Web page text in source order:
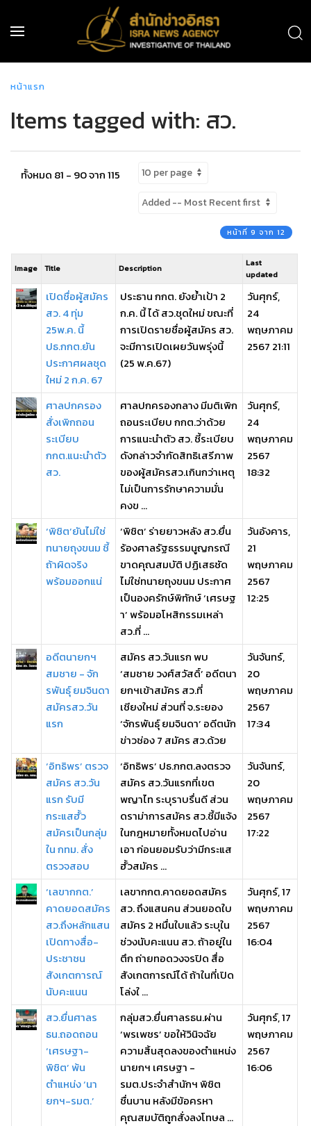
หน้าแรก
Items tagged with: สว.
ทั้งหมด 81 - 90 จาก 115
หน้าที่ 9 จาก 12
Image Title Description
Last
updated
เปิดชื่อผู้สมัคร
สว. 4 ทุ่ม
25พ.ค. นี้
ปธ.กกต.ยัน
ประกาศผลชุด
ใหม่ 2 ก.ค. 67
ประธาน กกต. ยังย้ำเป้า 2
ก.ค. นี้ ได้ สว.ชุดใหม่ ขณะที่
การเปิดรายชื่อผู้สมัคร สว.
จะมีการเปิดเผยวันพรุ่งนี้
(25 พ.ค.67)
วันศุกร์,
24
พฤษภาคม
2567 21:11
ศาลปกครอง
สั่งเพิกถอน
ระเบียบ
กกต.แนะนำตัว
สว.
ศาลปกครองกลาง มีมติเพิก
ถอนระเบียบ กกต.ว่าด้วย
การแนะนำตัว สว. ชี้ระเบียบ
ดังกล่าวจำกัดสิทธิเสรีภาพ
ของผู้สมัครสว.เกินกว่าเหตุ
ไม่เป็นการรักษาความมั่น
คงข ...
วันศุกร์,
24
พฤษภาคม
2567
18:32
‘พิชิต’ยันไม่ใช่
ทนายถุงขนม ชี้
ถ้าผิดจริง
พร้อมออกแน่
‘พิชิต’ ร่ายยาวหลัง สว.ยื่น
ร้องศาลรัฐธรรมนูญกรณี
ขาดคุณสมบัติ ปฏิเสธชัด
ไม่ใช่ทนายถุงขนม ประกาศ
เป็นองครักษ์พิทักษ์ ‘เศรษฐ
า’ พร้อมอโหสิกรรมเหล่า
สว.ที่ ...
วันอังคาร,
21
พฤษภาคม
2567
12:25
อดีตนายกฯ
สมชาย - จัก
รพันธ์ุ ยมจินดา
สมัครสว.วัน
แรก
สมัคร สว.วันแรก พบ
‘สมชาย วงศ์สวัสดิ์’ อดีตนา
ยกฯเข้าสมัคร สว.ที่
เชียงใหม่ ส่วนที่ จ.ระยอง
‘จักรพันธุ์ ยมจินดา’ อดีตนัก
ข่าวช่อง 7 สมัคร สว.ด้วย
วันจันทร์,
20
พฤษภาคม
2567
17:34
‘อิทธิพร’ ตรวจ
สมัคร สว.วัน
แรก รับมี
กระแสฮั้ว
สมัครเป็นกลุ่ม
ใน กทม. สั่ง
ตรวจสอบ
‘อิทธิพร’ ปธ.กกต.ลงตรวจ
สมัคร สว.วันแรกที่เขต
พญาไท ระบุราบรื่นดี ส่วน
ดราม่าการสมัคร สว.ชี้มีแจ้ง
ในกฎหมายทั้งหมดไปอ่าน
เอา ก่อนยอมรับว่ามีกระแส
ฮั้วสมัคร ...
วันจันทร์,
20
พฤษภาคม
2567
17:22
‘เลขากกต.’
คาดยอดสมัคร
สว.ถึงหลักแสน
เปิดทางสื่อ-
ประชาชน
สังเกตการณ์
นับคะแนน
เลขากกต.คาดยอดสมัคร
สว. ถึงแสนคน ส่วนยอดใบ
สมัคร 2 หมื่นใบแล้ว ระบุใน
ช่วงนับคะแนน สว. ถ้าอยู่ใน
ตึก ถ่ายทอดวงจรปิด สื่อ
สังเกตการณ์ได้ ถ้าในที่เปิด
โล่งใ ...
วันศุกร์, 17
พฤษภาคม
2567
16:04
สว.ยื่นศาลร
ธน.ถอดถอน
‘เศรษฐา-
พิชิต’ พ้น
ตำแหน่ง ‘นา
ยกฯ-รมต.’
กลุ่มสว.ยื่นศาลรธน.ผ่าน
‘พรเพชร’ ขอให้วินิจฉัย
ความสิ้นสุดลงของตำแหน่ง
นายกฯ เศรษฐา -
รมต.ประจำสำนักฯ พิชิต
ชื่นบาน หลังมีข้อครหา
คุณสมบัติถูกสั่งลงโทษล ...
วันศุกร์, 17
พฤษภาคม
2567
16:06